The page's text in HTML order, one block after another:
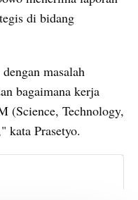
di bidang
masalah
bagaimana kerja
(Science, Technology,
kata Prasetyo.